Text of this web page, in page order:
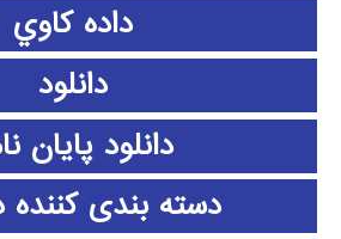
داده كاوي
دانلود
دانلود پايان
دسته بندی